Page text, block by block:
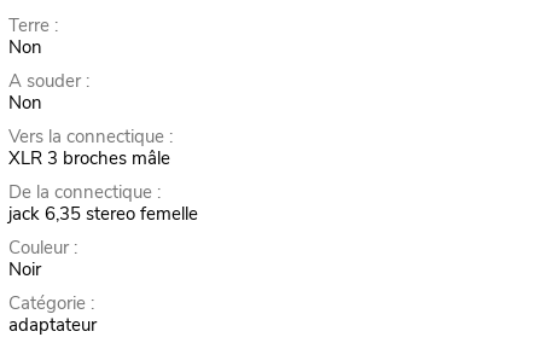
Terre :
Non
A souder :
Non
Vers la connectique :
XLR 3 broches mâle
De la connectique :
jack 6,35 stereo femelle
Couleur :
Noir
Catégorie :
adaptateur